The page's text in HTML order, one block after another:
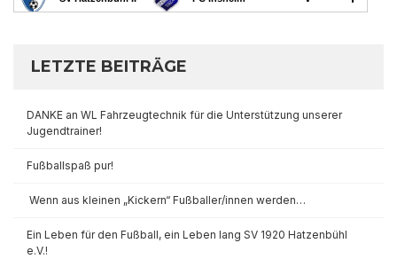
LETZTE BEITRÄGE
DANKE an WL Fahrzeugtechnik für die Unterstützung unserer
Jugendtrainer!
Fußballspaß pur!
Wenn aus kleinen „Kickern“ Fußballer/innen werden…
Ein Leben für den Fußball, ein Leben lang SV 1920 Hatzenbühl
e.V.!